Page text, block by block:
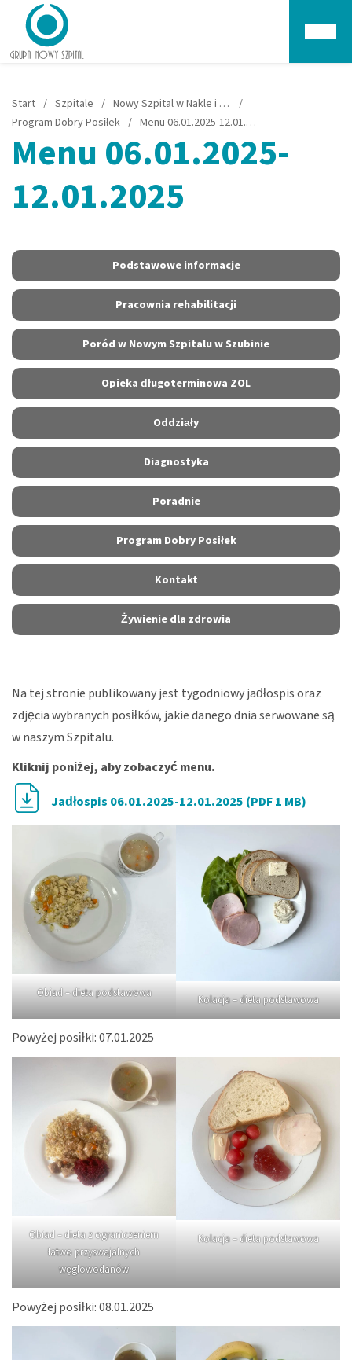
Start / Szpitale / Nowy Szpital w Nakle i Szubinie
/
Program Dobry Posiłek / Menu 06.01.2025-12.01.2025
Menu 06.01.2025-
12.01.2025
Podstawowe informacje
Pracownia rehabilitacji
Poród w Nowym Szpitalu w Szubinie
Opieka długoterminowa ZOL
Oddziały
Diagnostyka
Poradnie
Program Dobry Posiłek
Kontakt
Żywienie dla zdrowia
Na tej stronie publikowany jest tygodniowy jadłospis oraz
zdjęcia wybranych posiłków, jakie danego dnia serwowane są
w naszym Szpitalu.
Kliknij poniżej, aby zobaczyć menu.
Jadłospis 06.01.2025-12.01.2025 (PDF 1 MB)
Obiad – dieta podstawowa
Kolacja – dieta podstawowa
Powyżej posiłki: 07.01.2025
Obiad – dieta z ograniczeniem
łatwo przyswajalnych
węglowodanów
Kolacja – dieta podstawowa
Powyżej posiłki: 08.01.2025